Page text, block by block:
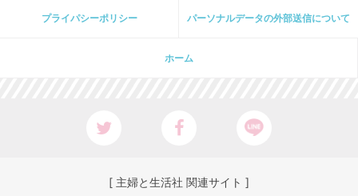
プライパシーポリシー パーソナルデータの外部送信について
ホーム
[ 主婦と生活社 関連サイト ]